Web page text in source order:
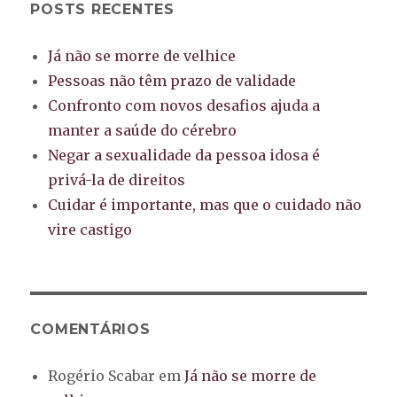
POSTS RECENTES
Já não se morre de velhice
Pessoas não têm prazo de validade
Confronto com novos desafios ajuda a
manter a saúde do cérebro
Negar a sexualidade da pessoa idosa é
privá-la de direitos
Cuidar é importante, mas que o cuidado não
vire castigo
COMENTÁRIOS
Rogério Scabar emJá não se morre de